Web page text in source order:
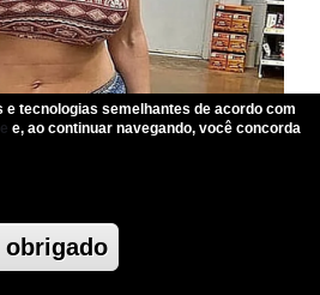
tecnologias semelhantes de acordo com
e, ao continuar navegando, você concorda
obrigado